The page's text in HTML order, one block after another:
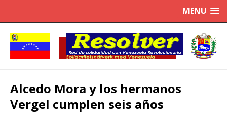
MENU
Alcedo Mora y los hermanos
Vergel cumplen seis años